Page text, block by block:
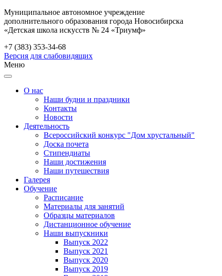
Муниципальное автономное учреждение
дополнительного образования города Новосибирска
«Детская школа искусств № 24 «Триумф»
+7 (383) 353-34-68
Версия для слабовидящих
Меню
О нас
Наши будни и праздники
Контакты
Новости
Деятельность
Всероссийский конкурс "Дом хрустальный"
Доска почета
Стипендиаты
Наши достижения
Наши путешествия
Галерея
Обучение
Расписание
Материалы для занятий
Образцы материалов
Дистанционное обучение
Наши выпускники
Выпуск 2022
Выпуск 2021
Выпуск 2020
Выпуск 2019